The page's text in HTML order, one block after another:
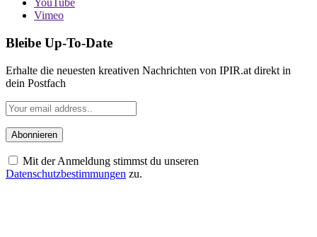
YouTube
Vimeo
Bleibe Up-To-Date
Erhalte die neuesten kreativen Nachrichten von IPIR.at direkt in
dein Postfach
Mit der Anmeldung stimmst du unseren
Datenschutzbestimmungen zu.